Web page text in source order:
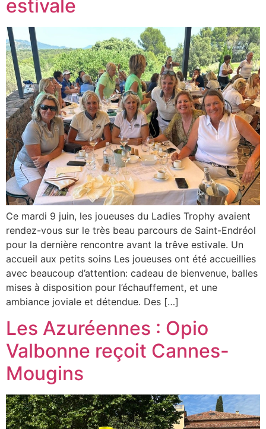
estivale
Ce mardi 9 juin, les joueuses du Ladies Trophy avaient
rendez-vous sur le très beau parcours de Saint-Endréol
pour la dernière rencontre avant la trêve estivale. Un
accueil aux petits soins Les joueuses ont été accueillies
avec beaucoup d’attention: cadeau de bienvenue, balles
mises à disposition pour l’échauffement, et une
ambiance joviale et détendue. Des […]
Les Azuréennes : Opio
Valbonne reçoit Cannes-
Mougins